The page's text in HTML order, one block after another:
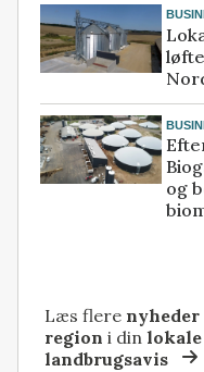
og
Læs flere
region i dinlokale
landbrugsavis